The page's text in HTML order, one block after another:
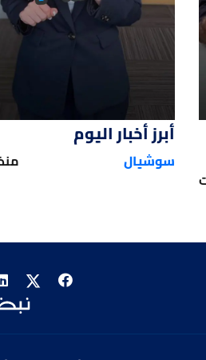
أبرز أخبار اليوم
سوشيال منذ 1